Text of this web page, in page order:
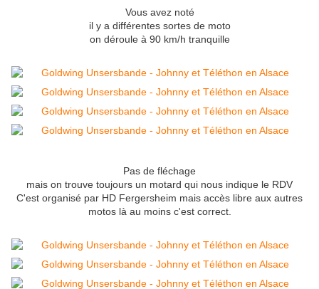
Vous avez noté
il y a différentes sortes de moto
on déroule à 90 km/h tranquille
Pas de fléchage
mais on trouve toujours un motard qui nous indique le RDV
C'est organisé par HD Fergersheim mais accès libre aux autres
motos là au moins c'est correct.